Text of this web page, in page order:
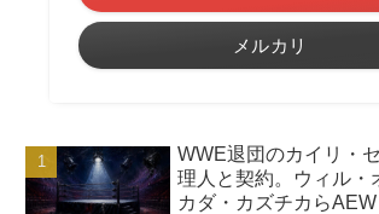
メルカリ
WWE退団のカイリ・
理人と契約。ウィル・
カダ・カズチカら